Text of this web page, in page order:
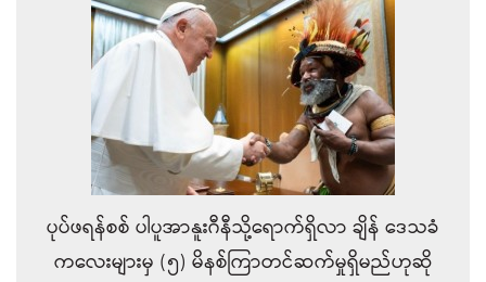
ပုပ်ဖရန်စစ် ပါပူအာနူးဂီနီသို့ရောက်ရှိလာ ချိန်‌ ဒေသခံ
ကလေးများမှ (၅) မိနစ်ကြာတင်ဆက်မှုရှိမည်ဟုဆို